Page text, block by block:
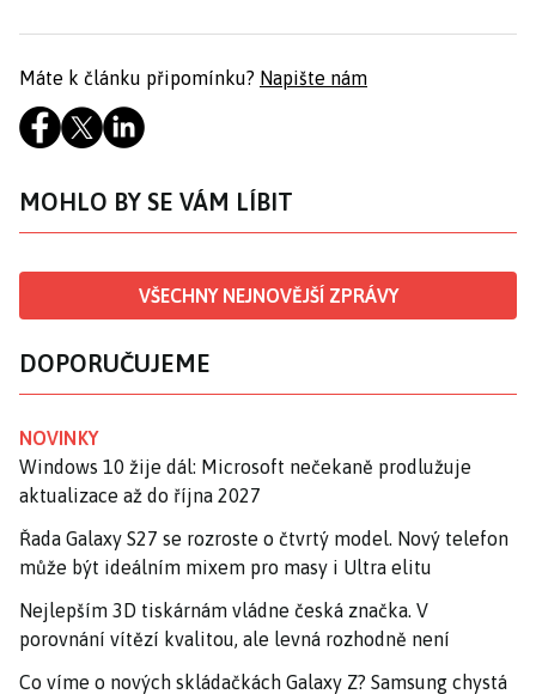
Máte k článku připomínku? Napište nám
MOHLO BY SE VÁM LÍBIT
VŠECHNY NEJNOVĚJŠÍ ZPRÁVY
DOPORUČUJEME
NOVINKY
Windows 10 žije dál: Microsoft nečekaně prodlužuje
aktualizace až do října 2027
Řada Galaxy S27 se rozroste o čtvrtý model. Nový telefon
může být ideálním mixem pro masy i Ultra elitu
Nejlepším 3D tiskárnám vládne česká značka. V
porovnání vítězí kvalitou, ale levná rozhodně není
Co víme o nových skládačkách Galaxy Z? Samsung chystá